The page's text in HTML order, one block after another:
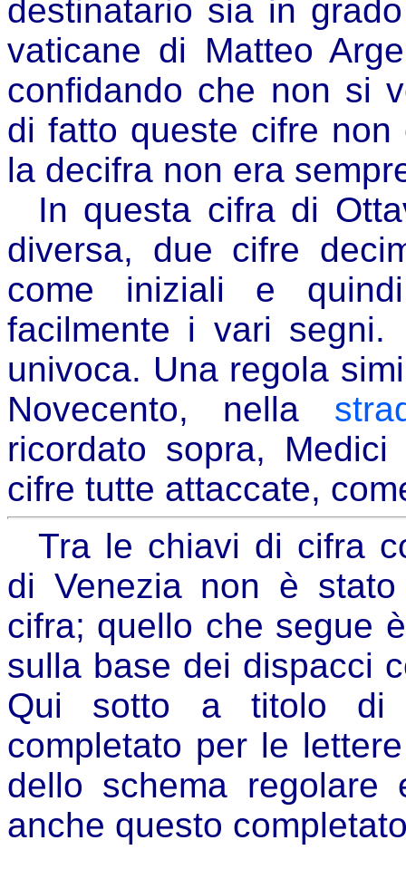
destinatario sia in
vaticane di Matteo
confidando che non si
di fatto queste cifre
la decifra non era
In questa cifra di
diversa, due cifre
come iniziali e
facilmente i vari segni.
univoca. Una regola
Novecento, nella
ricordato sopra,
cifre tutte attaccate,
Tra le chiavi di cifra
di Venezia non è
cifra; quello che segue
sulla base dei dispacci
Qui sotto a titolo di
completato per le
dello schema
anche questo